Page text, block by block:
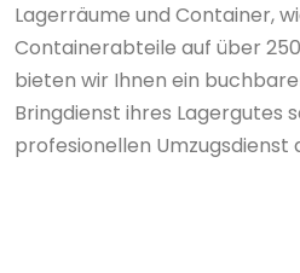
Lagerräume und Container,
Containerabteile auf über
bieten wir Ihnen ein
Bringdienst ihres Lagergutes
profesionellen Umzugsdienst